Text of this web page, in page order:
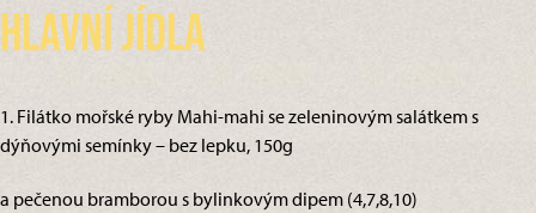
Hlavní jídla
1. Filátko mořské ryby Mahi-mahi se zeleninovým salátkem s
dýňovými semínky – bez lepku, 150g
a pečenou bramborou s bylinkovým dipem (4,7,8,10)